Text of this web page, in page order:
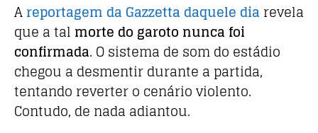
Areportagem da Gazzetta daquele dia revela
que a tal morte do garoto nunca foi
confirmada. O sistema de som do estádio
chegou a desmentir durante a partida,
tentando reverter o cenário violento.
Contudo, de nada adiantou.